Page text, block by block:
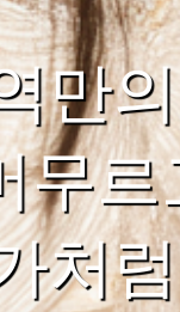
만
무
처